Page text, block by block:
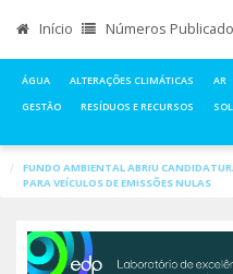
Início Números
ÁGUA ALTERAÇÕES CLIMÁTICAS AR
GESTÃO
RESÍDUOS E RECURSOS
FUNDO AMBIENTAL ABRIU
PARA VEÍCULOS DE EMISSÕES NULAS